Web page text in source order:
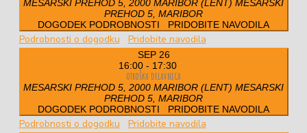
MESARSKI PREHOD 5, 2000 MARIBOR (LENT) MESARSKI
PREHOD 5, MARIBOR
DOGODEK PODROBNOSTI
PRIDOBITE NAVODILA
Podrobnosti o dogodku Pridobite navodila
SEP 26
16:00 - 17:30
OTROŠKA DELAVNICA
MESARSKI PREHOD 5, 2000 MARIBOR (LENT) MESARSKI
PREHOD 5, MARIBOR
DOGODEK PODROBNOSTI
PRIDOBITE NAVODILA
Podrobnosti o dogodku Pridobite navodila